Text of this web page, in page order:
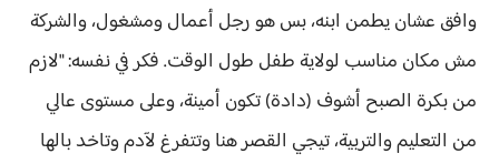
وافق عشان يطمن ابنه، بس هو رجل أعمال ومشغول، والشركة
مش مكان مناسب لولاية طفل طول الوقت. فكر في نفسه: "لازم
من بكرة الصبح أشوف (دادة) تكون أمينة، وعلى مستوى عالي
من التعليم والتربية، تيجي القصر هنا وتتفرغ لآدم وتاخد بالها